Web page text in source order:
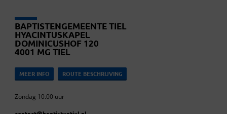
BAPTISTENGEMEENTE TIEL
HYACINTUSKAPEL
DOMINICUSHOF 120
4001 MG TIEL
MEER INFO ROUTE BESCHRIJVING
Zondag 10.00 uur